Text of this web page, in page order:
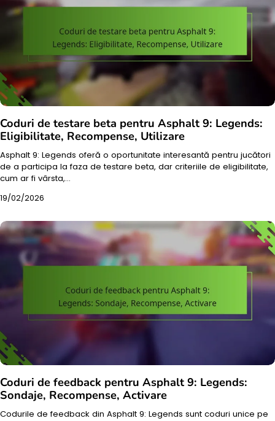
Coduri de testare beta pentru Asphalt 9: Legends:
Eligibilitate, Recompense, Utilizare
Asphalt 9: Legends oferă o oportunitate interesantă pentru jucători
de a participa la faza de testare beta, dar criteriile de eligibilitate,
cum ar fi vârsta,…
19/02/2026
Coduri de feedback pentru Asphalt 9: Legends:
Sondaje, Recompense, Activare
Codurile de feedback din Asphalt 9: Legends sunt coduri unice pe